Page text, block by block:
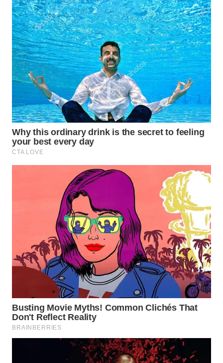
WN
MANDALIKA
WN
LIKUPANG
WN
LABUANBAJO
WN
Wahana
WAHANA
ADVOKAT
WAHANA
INFRASTRUKTUR
WAHANA